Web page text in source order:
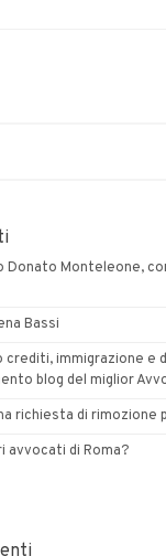
Donato Monteleone,
Bassi
crediti, immigrazione
blog del miglior
richiesta di rimozione
avvocati di Roma?